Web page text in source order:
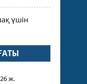
үшін
ж.